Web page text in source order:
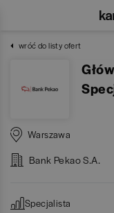
wróć do listy ofert
Warszawa
Bank Pekao S.A.
Specjalista